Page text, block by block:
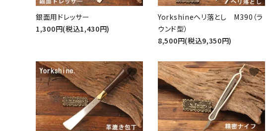
銀面用ドレッサー
1,300円(税込1,430円)
Yorkshineヘリ落とし M390（ラ
ウンド型）
8,500円(税込9,350円)
favorite favorite